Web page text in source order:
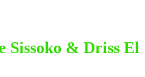
Sissoko & Driss El